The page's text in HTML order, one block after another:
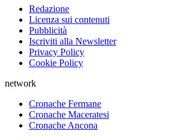
Redazione
Licenza sui contenuti
Pubblicità
Iscriviti alla Newsletter
Privacy Policy
Cookie Policy
network
Cronache Fermane
Cronache Maceratesi
Cronache Ancona